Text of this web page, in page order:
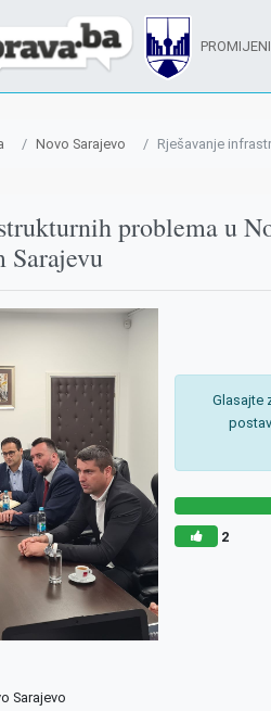
Novo Sarajevo Rješavanje
problema u
Sarajevu
Glasajte
2
Sarajevo